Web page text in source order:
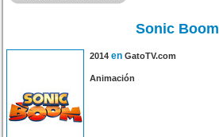
Sonic Boom
2014 en GatoTV.com
Animación